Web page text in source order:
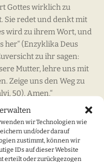
wir Technologien wie
und/oder darauf
zustimmt, können wir
IDs auf dieser Website
erteilt oder zurückgezogen
Gottes wirklich zu
Sie redet und denkt mit
wird zu ihrem Wort, und
her“ (Enzyklika Deus
zu ihr sagen:
Mutter, lehre uns mit
Zeige uns den Weg zu
50). Amen.“
2008 in Lourdes eine
Christen auf Anregung
seit jeher das Lächeln
Lächeln, das die